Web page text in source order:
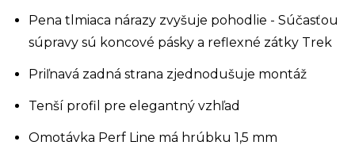
Pena tlmiaca nárazy zvyšuje pohodlie - Súčasťou
súpravy sú koncové pásky a reflexné zátky Trek
Priľnavá zadná strana zjednodušuje montáž
Tenší profil pre elegantný vzhľad
Omotávka Perf Line má hrúbku 1,5 mm